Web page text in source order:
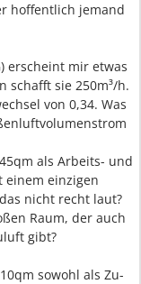
hoffentlich jemand
erscheint mir etwas
schafft sie 250m³/h.
von 0,34. Was
als Arbeits- und
einem einzigen
nicht recht laut?
Raum, der auch
gibt?
sowohl als Zu-